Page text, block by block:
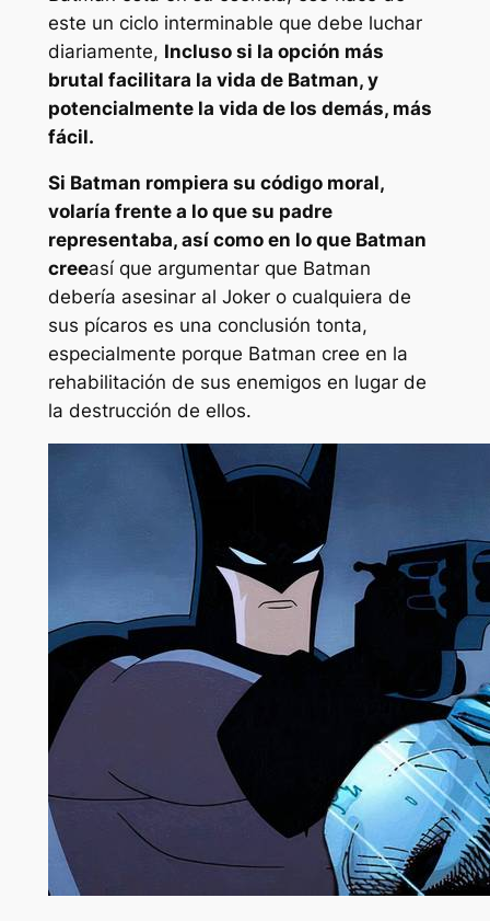
este un ciclo interminable que debe luchar
diariamente, Incluso si la opción más
brutal facilitara la vida de Batman, y
potencialmente la vida de los demás, más
fácil.
Si Batman rompiera su código moral,
volaría frente a lo que su padre
representaba, así como en lo que Batman
creeasí que argumentar que Batman
debería asesinar al Joker o cualquiera de
sus pícaros es una conclusión tonta,
especialmente porque Batman cree en la
rehabilitación de sus enemigos en lugar de
la destrucción de ellos.